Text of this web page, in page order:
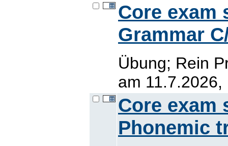
Core
Grammar
Übung; Rein
am
Core
Phonemic